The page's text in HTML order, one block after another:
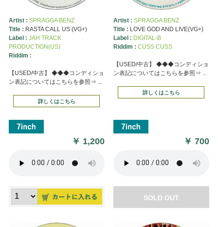
Artist : SPRAGGA BENZ
Title : RASTA CALL US (VG+)
Label : JAH TRACK
PRODUCTION(US)
Riddim :
【USED/中古】 ◆◆◆コンディショ
ン表記についてはこちらを参照⇒ ...
詳しくはこちら
￥ 1,200
Artist : SPRAGGA BENZ
Title : LOVE GOD AND LIVE(VG+)
Label : DIGITAL-B
Riddim : CUSS CUSS
【USED/中古】 ◆◆◆コンディショ
ン表記についてはこちらを参照⇒ ...
詳しくはこちら
￥700
SOLD OUT